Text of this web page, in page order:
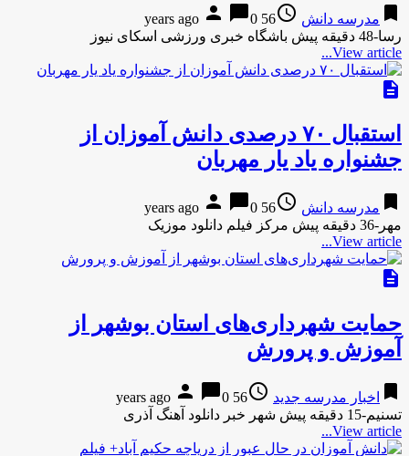
bookmark مدرسه دانش access_time
56 years ago
person chat_bubble0
رسا-48 دقیقه پیش باشگاه خبری ورزشی اسکای نیوز
View article...
description
استقبال ۷۰ درصدی دانش آموزان از
جشنواره یاد یار مهربان
bookmark مدرسه دانش access_time
56 years ago
person chat_bubble0
مهر-36 دقیقه پیش مرکز فیلم دانلود موزیک
View article...
description
حمایت شهرداری‌های استان بوشهر از
آموزش و پرورش
bookmark اخبار مدرسه جدید access_time
56 years ago
person chat_bubble0
تسنیم-15 دقیقه پیش شهر خبر دانلود آهنگ آذری
View article...